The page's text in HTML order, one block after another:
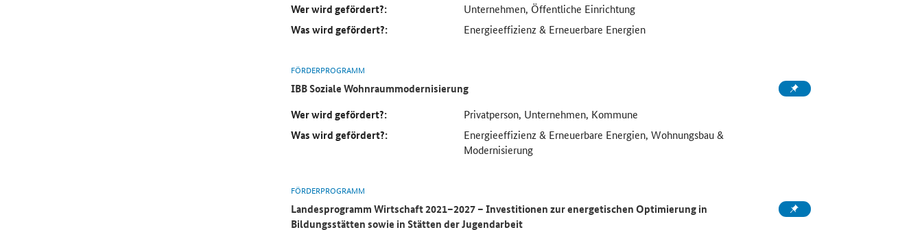
Wer wird gefördert?:
Unternehmen, Öffentliche Einrichtung
Was wird gefördert?: Energieeffizienz & Erneuerbare Energien
FÖRDERPROGRAMM
IBB Soziale Wohnraummodernisierung
Wer wird gefördert?:
Privatperson, Unternehmen, Kommune
Was wird gefördert?:
Energieeffizienz & Erneuerbare Energien, Wohnungsbau &
Modernisierung
FÖRDERPROGRAMM
Landesprogramm Wirtschaft 2021–2027 – Investitionen zur energetischen Optimierung in
Bildungsstätten sowie in Stätten der Jugendarbeit